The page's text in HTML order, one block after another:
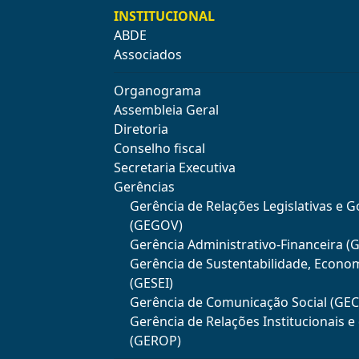
INSTITUCIONAL
ABDE
Associados
Organograma
Assembleia Geral
Diretoria
Conselho fiscal
Secretaria Executiva
Gerências
Gerência de Relações Legislativas e
(GEGOV)
Gerência Administrativo-Financeira
Gerência de Sustentabilidade,
(GESEI)
Gerência de Comunicação Social
Gerência de Relações Institucionais
(GEROP)